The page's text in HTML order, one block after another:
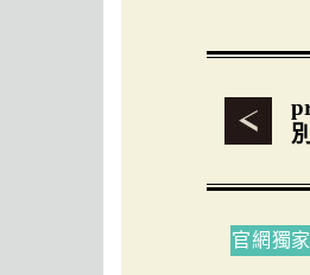
官網獨家